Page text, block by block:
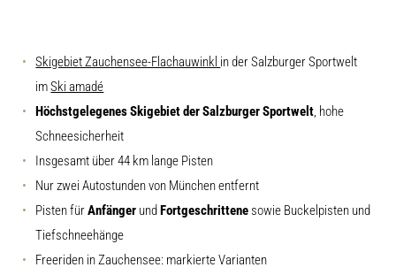
Skigebiet Zauchensee-Flachauwinkl in der Salzburger Sportwelt
imSki amadé
Höchstgelegenes Skigebiet der Salzburger Sportwelt, hohe
Schneesicherheit
Insgesamt über 44 km lange Pisten
Nur zwei Autostunden von München entfernt
Pisten fürAnfänger undFortgeschrittene sowie Buckelpisten und
Tiefschneehänge
Freeriden in Zauchensee: markierte Varianten